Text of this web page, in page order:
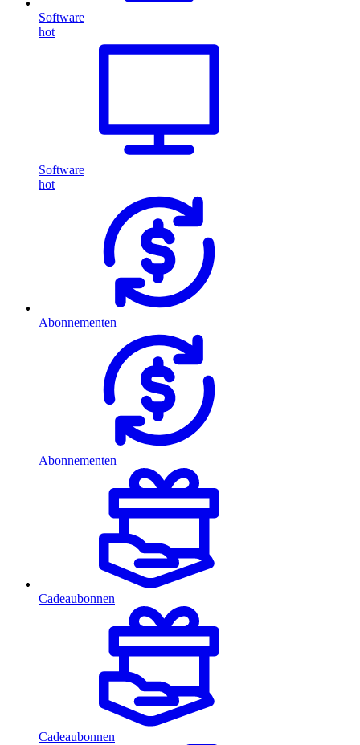
Software
hot
Software
hot
Abonnementen
Abonnementen
Cadeaubonnen
Cadeaubonnen